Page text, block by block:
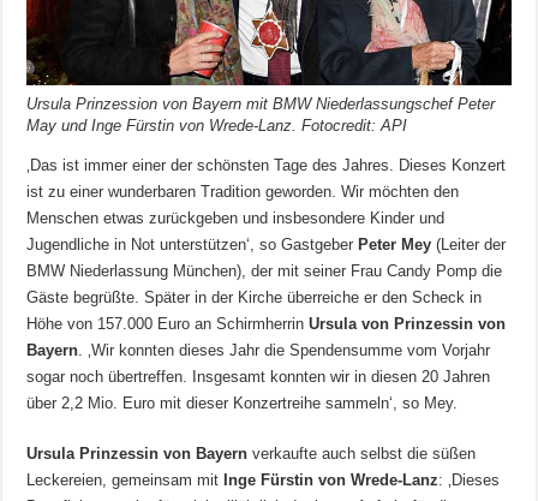
Ursula Prinzession von Bayern mit BMW Niederlassungschef Peter
May und Inge Fürstin von Wrede-Lanz. Fotocredit: API
‚Das ist immer einer der schönsten Tage des Jahres. Dieses Konzert
ist zu einer wunderbaren Tradition geworden. Wir möchten den
Menschen etwas zurückgeben und insbesondere Kinder und
Jugendliche in Not unterstützen‘, so GastgeberPeter Mey(Leiter der
BMW Niederlassung München), der mit seiner Frau Candy Pomp die
Gäste begrüßte. Später in der Kirche überreiche er den Scheck in
Höhe von 157.000 Euro an SchirmherrinUrsula von Prinzessin von
Bayern . ‚Wir konnten dieses Jahr die Spendensumme vom Vorjahr
sogar noch übertreffen. Insgesamt konnten wir in diesen 20 Jahren
über 2,2 Mio. Euro mit dieser Konzertreihe sammeln‘, so Mey.
Ursula Prinzessin von Bayern verkaufte auch selbst die süßen
Leckereien, gemeinsam mitInge Fürstin von Wrede-Lanz: ‚Dieses